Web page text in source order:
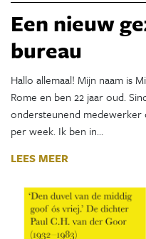
Een nieuw
bureau
Hallo allemaal! Mijn naam is
Rome en ben 22 jaar oud.
ondersteunend medewerker
per week. Ik ben in…
LEES MEER